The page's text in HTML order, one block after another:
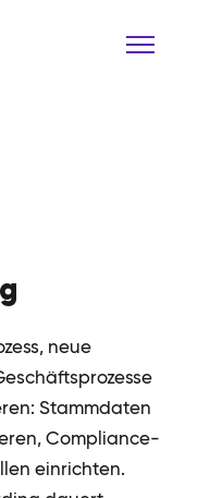
neue
Stammdaten
Compliance-
einrichten.